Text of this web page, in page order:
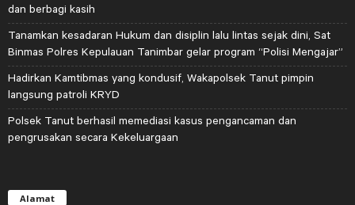
dan berbagi kasih
Tanamkan kesadaran Hukum dan disiplin lalu lintas sejak dini, Sat
Binmas Polres Kepulauan Tanimbar gelar program “Polisi Mengajar”
Hadirkan Kamtibmas yang kondusif, Wakapolsek Tanut pimpin
langsung patroli KRYD
Polsek Tanut berhasil memediasi kasus pengancaman dan
pengrusakan secara Kekeluargaan
Alamat